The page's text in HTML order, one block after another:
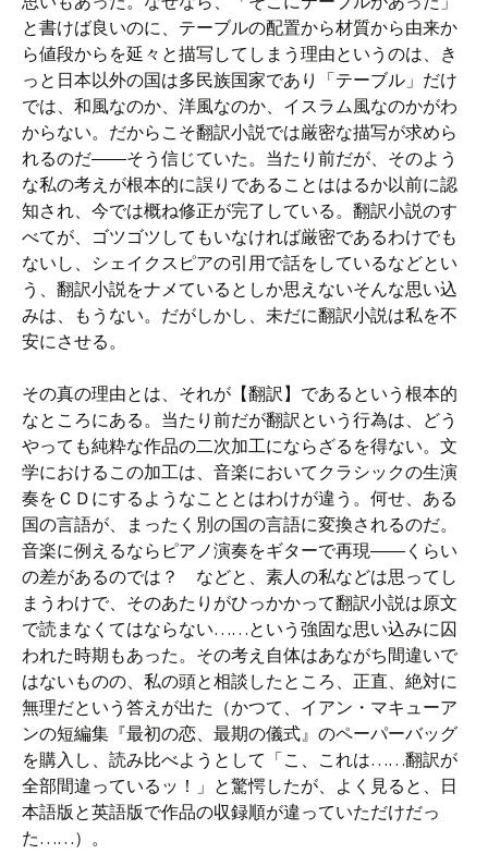
と書けば良いのに、テーブルの配置から材質から由来か
ら値段からを延々と描写してしまう理由というのは、き
っと日本以外の国は多民族国家であり「テーブル」だけ
では、和風なのか、洋風なのか、イスラム風なのかがわ
からない。だからこそ翻訳小説では厳密な描写が求めら
れるのだ――そう信じていた。当たり前だが、そのよう
な私の考えが根本的に誤りであることははるか以前に認
知され、今では概ね修正が完了している。翻訳小説のす
べてが、ゴツゴツしてもいなければ厳密であるわけでも
ないし、シェイクスピアの引用で話をしているなどとい
う、翻訳小説をナメているとしか思えないそんな思い込
みは、もうない。だがしかし、未だに翻訳小説は私を不
安にさせる。
その真の理由とは、それが【翻訳】であるという根本的
なところにある。当たり前だが翻訳という行為は、どう
やっても純粋な作品の二次加工にならざるを得ない。文
学におけるこの加工は、音楽においてクラシックの生演
奏をＣＤにするようなこととはわけが違う。何せ、ある
国の言語が、まったく別の国の言語に変換されるのだ。
音楽に例えるならピアノ演奏をギターで再現――くらい
の差があるのでは？ などと、素人の私などは思ってし
まうわけで、そのあたりがひっかかって翻訳小説は原文
で読まなくてはならない……という強固な思い込みに囚
われた時期もあった。その考え自体はあながち間違いで
はないものの、私の頭と相談したところ、正直、絶対に
無理だという答えが出た（かつて、イアン・マキューア
ンの短編集『最初の恋、最期の儀式』のペーパーバッグ
を購入し、読み比べようとして「こ、これは……翻訳が
全部間違っているッ！」と驚愕したが、よく見ると、日
本語版と英語版で作品の収録順が違っていただけだっ
た……）。